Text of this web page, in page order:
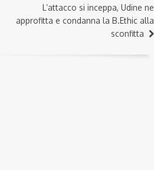
L’attacco si inceppa, Udine ne
approfitta e condanna la B.Ethic alla
sconfitta